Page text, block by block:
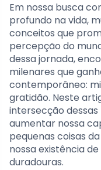
Em nossa busca
profundo na vida,
conceitos que
percepção do
dessa jornada,
milenares que
contemporâneo:
gratidão. Neste
intersecção
aumentar nossa
pequenas coisas
nossa existência
duradouras.